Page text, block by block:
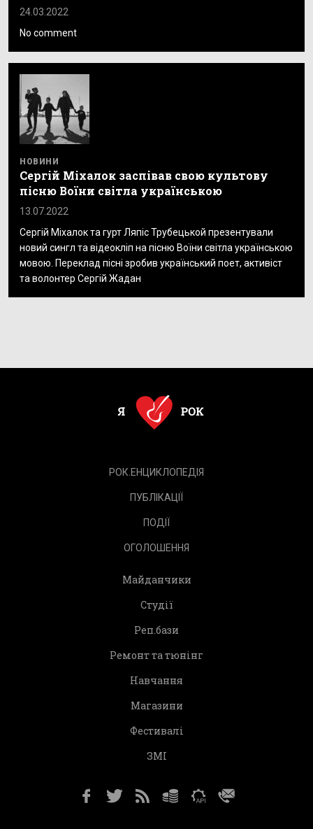
24.03.2022
No comment
НОВИНИ
Сергій Міхалок заспівав свою культову
пісню Воїни світла українською
13.07.2022
Сергій Міхалок та гурт Ляпіс Трубецькой презентували
новий сингл та відеокліп на пісню Воїни світла українською
мовою. Переклад пісні зробив український поет, активіст
та волонтер Сергій Жадан
РОК.ЕНЦИКЛОПЕДІЯ
ПУБЛІКАЦІЇ
ПОДІЇ
ОГОЛОШЕННЯ
Майданчики
Студії
Реп.бази
Ремонт та тюнінг
Навчання
Магазини
Фестивалі
ЗМІ